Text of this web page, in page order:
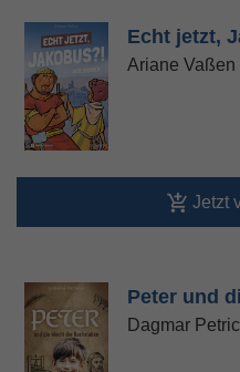
Echt jetzt,
Ariane Vaßen
Jetzt
Peter und
Dagmar